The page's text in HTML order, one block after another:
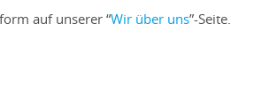
auf unserer “Wir über uns”-Seite.